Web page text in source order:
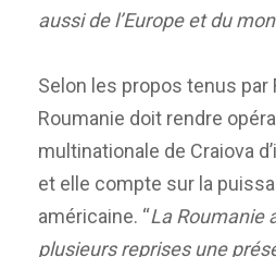
aussi de l’Europe et du
Selon les propos tenus par
Roumanie doit rendre
multinationale de Craiova
et elle compte sur la
américaine. “La Roumanie
plusieurs reprises une